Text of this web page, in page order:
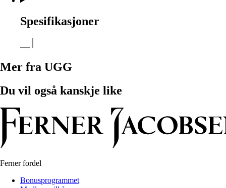
Spesifikasjoner
Mer fra UGG
Du vil også kanskje like
Ferner fordel
Bonusprogrammet